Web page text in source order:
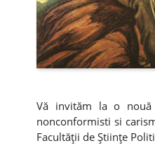
Vă invităm la o
nonconformisti si
Facultăţii de Ştiinţe